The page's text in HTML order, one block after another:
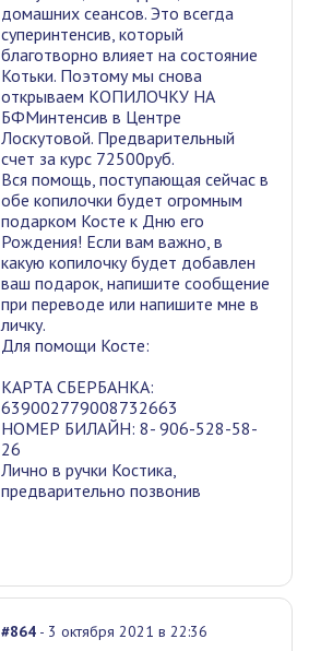
домашних сеансов. Это всегда
суперинтенсив, который
благотворно влияет на состояние
Котьки. Поэтому мы снова
открываем КОПИЛОЧКУ НА
БФМинтенсив в Центре
Лоскутовой. Предварительный
счет за курс 72500руб.
Вся помощь, поступающая сейчас в
обе копилочки будет огромным
подарком Косте к Дню его
Рождения! Если вам важно, в
какую копилочку будет добавлен
ваш подарок, напишите сообщение
при переводе или напишите мне в
личку.
Для помощи Косте:
КАРТА СБЕРБАНКА:
639002779008732663
НОМЕР БИЛАЙН: 8- 906-528-58-
26
Лично в ручки Костика,
предварительно позвонив
#864 - 3 октября 2021 в 22:36